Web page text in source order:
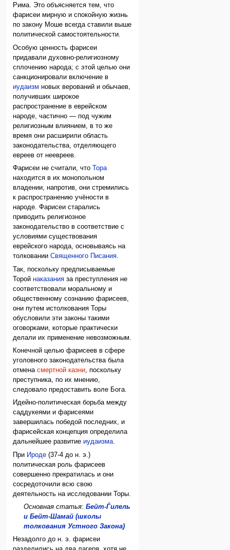
Рима. Это объясняется тем, что
фарисеи мирную и спокойную жизнь
по закону Моше всегда ставили выше
политической самостоятельности.
Особую ценность фарисеи
придавали духовно-религиозному
сплочению народа; с этой целью они
санкционировали включение в
иудаизм новых верований и обычаев,
получивших широкое
распространение в еврейском
народе, частично — под чужим
религиозным влиянием, в то же
время они расширили область
законодательства, отделяющего
евреев от неевреев.
Фарисеи не считали, что
Тора
находится в их монопольном
владении, напротив, они стремились
к распространению учёности в
народе. Фарисеи старались
приводить религиозное
законодательство в соответствие с
условиями существования
еврейского народа, основываясь на
толкованииСвященного Писания.
Так, поскольку предписываемые
Торойнаказания за преступления не
соответствовали моральному и
общественному сознанию фарисеев,
они путем истолкования Торы
обусловили эти законы такими
оговорками, которые практически
делали их применение невозможным.
Конечной целью фарисеев в сфере
уголовного законодательства была
отменасмертной казни, поскольку
преступника, по их мнению,
следовало предоставить воле Бога.
Идейно-политическая борьба между
саддукеями и фарисеями
завершилась победой последних, и
фарисейская концепция определила
дальнейшее развитиеиудаизма.
При Ироде (37-4 до н. э.)
политическая роль фарисеев
совершенно прекратилась и они
сосредоточили всю свою
деятельность на исследовании Торы.
Основная статья: Бейт-Ѓилель
и Бейт-Шамай (школы
толкования Устного Закона)
Незадолго до н. э. фарисеи